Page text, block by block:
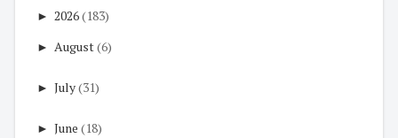
► 2026(183)
► August(6)
► July(31)
► June (18)